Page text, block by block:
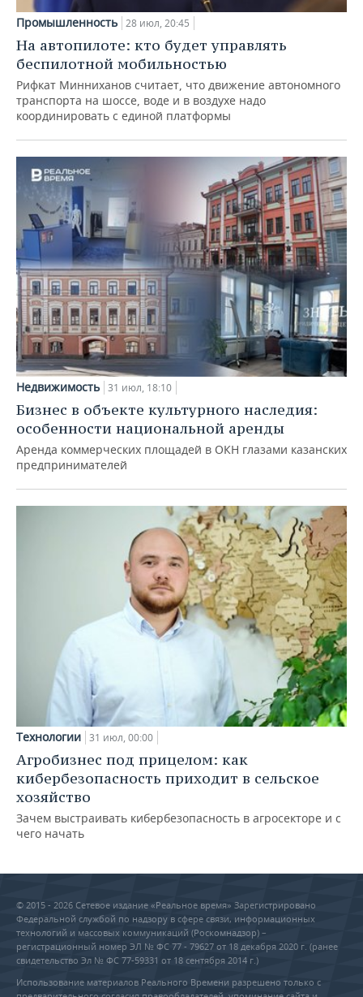
Промышленность 28 июл, 20:45
На автопилоте: кто будет управлять
беспилотной мобильностью
Рифкат Минниханов считает, что движение автономного
транспорта на шоссе, воде и в воздухе надо
координировать с единой платформы
Недвижимость 31 июл, 18:10
Бизнес в объекте культурного наследия:
особенности национальной аренды
Аренда коммерческих площадей в ОКН глазами казанских
предпринимателей
Технологии 31 июл, 00:00
Агробизнес под прицелом: как
кибербезопасность приходит в сельское
хозяйство
Зачем выстраивать кибербезопасность в агросекторе и с
чего начать
© 2015 - 2026 Сетевое издание «Реальное время» Зарегистрировано
Федеральной службой по надзору в сфере связи, информационных
технологий и массовых коммуникаций (Роскомнадзор) –
регистрационный номер ЭЛ № ФС 77 - 79627 от 18 декабря 2020 г. (ранее
свидетельство Эл № ФС 77-59331 от 18 сентября 2014 г.)
Использование материалов Реального Времени разрешено только с